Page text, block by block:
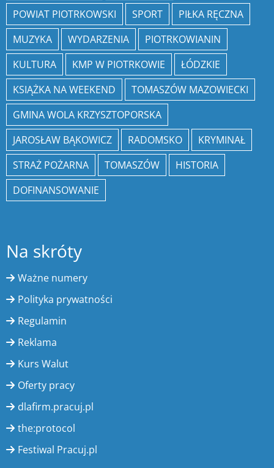
POWIAT PIOTRKOWSKI
SPORT
PIŁKA RĘCZNA
MUZYKA
WYDARZENIA
PIOTRKOWIANIN
KULTURA
KMP W PIOTRKOWIE
ŁÓDZKIE
KSIĄŻKA NA WEEKEND
TOMASZÓW MAZOWIECKI
GMINA WOLA KRZYSZTOPORSKA
JAROSŁAW BĄKOWICZ
RADOMSKO
KRYMINAŁ
STRAŻ POŻARNA
TOMASZÓW
HISTORIA
DOFINANSOWANIE
Na skróty
Ważne numery
Polityka prywatności
Regulamin
Reklama
Kurs Walut
Oferty pracy
dlafirm.pracuj.pl
the:protocol
Festiwal Pracuj.pl